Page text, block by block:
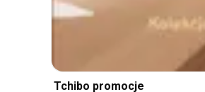
Tchibo promocje